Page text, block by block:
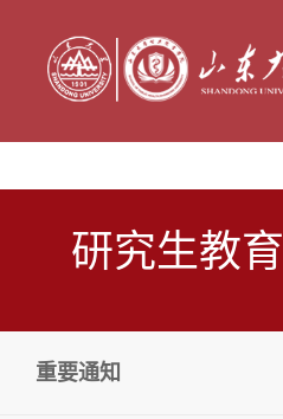
研究生教育
重要通知